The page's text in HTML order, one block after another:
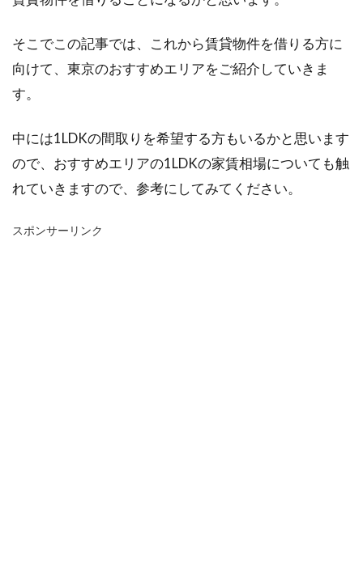
そこでこの記事では、これから賃貸物件を借りる方に
向けて、東京のおすすめエリアをご紹介していきま
す。
中には1LDKの間取りを希望する方もいるかと思います
ので、おすすめエリアの1LDKの家賃相場についても触
れていきますので、参考にしてみてください。
スポンサーリンク